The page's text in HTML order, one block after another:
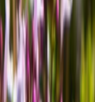
combattre les
liés au froid.